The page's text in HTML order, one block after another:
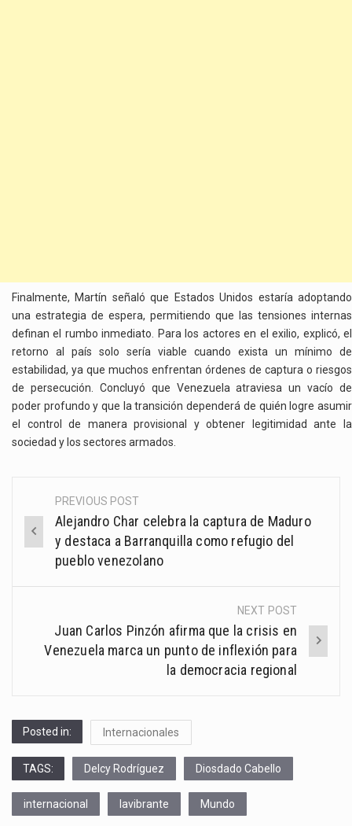
Finalmente, Martín señaló que Estados Unidos estaría adoptando
una estrategia de espera, permitiendo que las tensiones internas
definan el rumbo inmediato. Para los actores en el exilio, explicó, el
retorno al país solo sería viable cuando exista un mínimo de
estabilidad, ya que muchos enfrentan órdenes de captura o riesgos
de persecución. Concluyó que Venezuela atraviesa un vacío de
poder profundo y que la transición dependerá de quién logre asumir
el control de manera provisional y obtener legitimidad ante la
sociedad y los sectores armados.
Post
navigation
PREVIOUS POST
Alejandro Char celebra la captura de Maduro
y destaca a Barranquilla como refugio del
pueblo venezolano
NEXT POST
Juan Carlos Pinzón afirma que la crisis en
Venezuela marca un punto de inflexión para
la democracia regional
Posted in: Internacionales
TAGS: Delcy Rodríguez Diosdado Cabello
internacional lavibrante Mundo